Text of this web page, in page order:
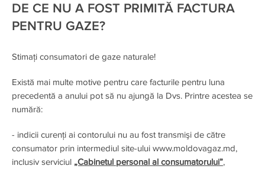
DE CE NU A FOST PRIMITĂ FACTURA
PENTRU GAZE?
Stimați consumatori de gaze naturale!
Există mai multe motive pentru care facturile pentru luna
precedentă a anului pot să nu ajungă la Dvs. Printre acestea se
numără:
- indicii curenți ai contorului nu au fost transmişi de către
consumator prin intermediul site-ului www.moldovagaz.md,
inclusiv serviciul „Cabinetul personal al consumatorului”,